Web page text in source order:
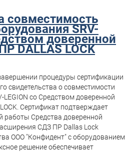
совместимость
SRV-
доверенной
DALLAS LOCK
процедуры сертификации
свидетельства о совместимости
со Средством доверенной
Сертификат подтверждает
работы Средства доверенной
СДЗ ПР Dallas Lock
ООО "Конфидент" с оборудованием
решение обеспечивает